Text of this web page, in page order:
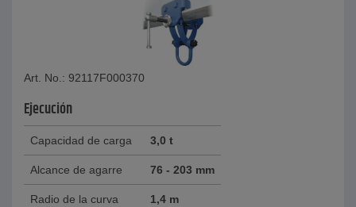
Art. No.: 92117F000370
Ejecución
Capacidad de carga 3,0 t
Alcance de agarre 76 - 203 mm
Radio de la curva
1,4 m